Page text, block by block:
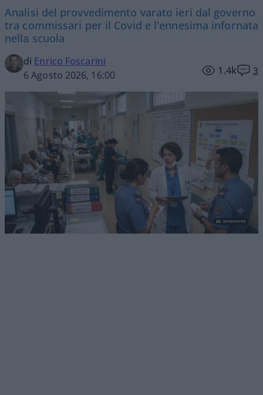
Analisi del provvedimento varato ieri dal governo
tra commissari per il Covid e l'ennesima infornata
nella scuola
di Enrico Foscarini
6 Agosto 2026, 16:00
1.4k 3